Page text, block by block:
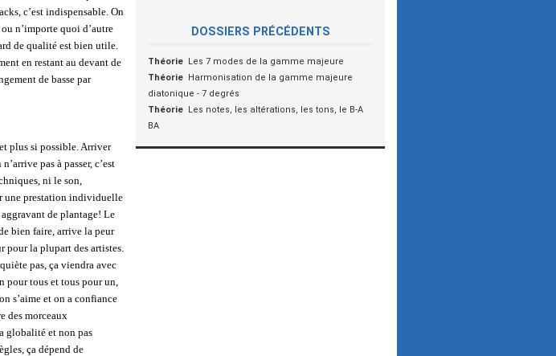
c’est indispensable. On
n’importe quoi d’autre
de qualité est bien utile.
en restant au devant de
de basse par
plus si possible. Arriver
pas à passer, c’est
ni le son,
une prestation individuelle
de plantage! Le
bien faire, arrive la peur
pour la plupart des artistes.
pas, ça viendra avec
pour tous et tous pour un,
s’aime et on a confiance
des morceaux
globalité et non pas
ça dépend de
DOSSIERS PRÉCÉDENTS
Théorie Les 7 modes de la gamme majeure
Théorie Harmonisation de la gamme majeure
diatonique - 7 degrés
Théorie Les notes, les altérations, les tons, le B-A
BA